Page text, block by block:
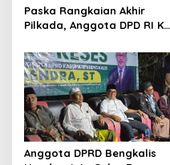
Paska Rangkaian Akhir
Pilkada, Anggota DPD RI KH
Sambangi KPU Bengkalis
Anggota DPRD Bengkalis